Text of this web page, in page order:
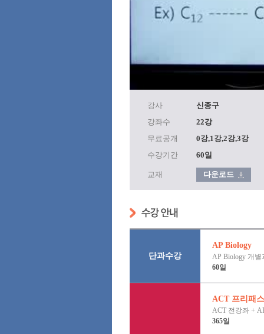
강사
신종구
강좌수
22강
무료공개
0강,1강,2강,3강
수강기간
60일
교재 다운로드
단과수강
AP Biology
AP Biology 개
60일
ACT 프리패
ACT 전강좌 +
365일